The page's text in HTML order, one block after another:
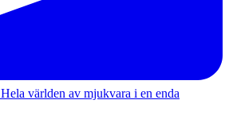
Hela världen av mjukvara i en enda